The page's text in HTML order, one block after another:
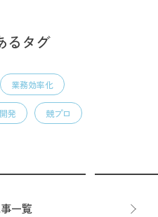
るタグ
業務効率化
発 競プロ
一覧